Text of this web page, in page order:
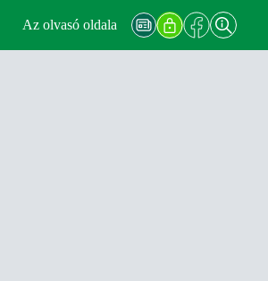
Az olvasó oldala